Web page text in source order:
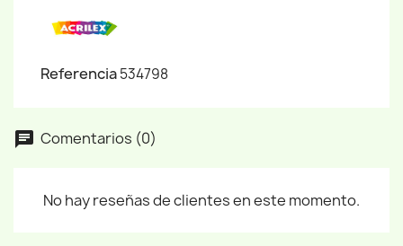
Referencia534798
Comentarios (0)
No hay reseñas de clientes en este momento.